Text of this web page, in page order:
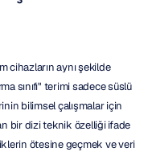
cihazların aynı şekilde
sınıfı" terimi sadece süslü
bilimsel çalışmalar için
bir dizi teknik özelliği ifade
ötesine geçmek ve veri